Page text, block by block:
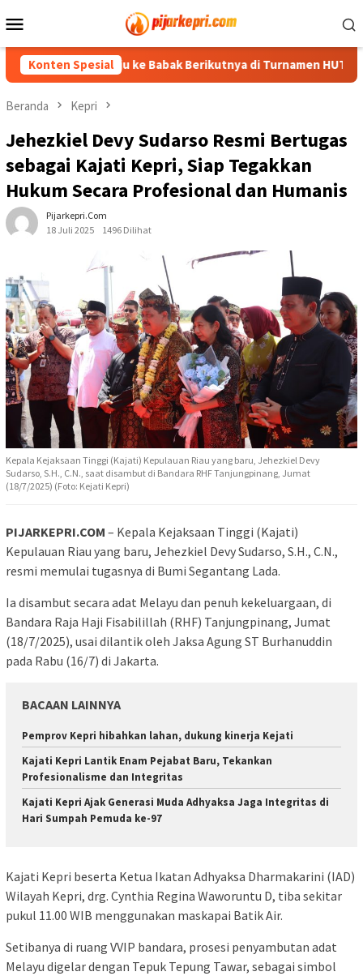
ke
Mobile
Konten Spesial
0, Melaju ke Babak Berikutnya di Turnamen HUT RI Ke-81
Beranda Kepri
Jehezkiel Devy Sudarso Resmi Bertugas
sebagai Kajati Kepri, Siap Tegakkan
Hukum Secara Profesional dan Humanis
Pijarkepri.com
18 Juli 2025
1496 Dilihat
Kepala Kejaksaan Tinggi (Kajati) Kepulauan Riau yang baru, Jehezkiel Devy
Sudarso, S.H., C.N., saat disambut di Bandara RHF Tanjungpinang, Jumat
(18/7/2025) (Foto: Kejati Kepri)
PIJARKEPRI.COM – Kepala Kejaksaan Tinggi (Kajati)
Kepulauan Riau yang baru, Jehezkiel Devy Sudarso, S.H., C.N.,
resmi memulai tugasnya di Bumi Segantang Lada.
Ia disambut secara adat Melayu dan penuh kekeluargaan, di
Bandara Raja Haji Fisabilillah (RHF) Tanjungpinang, Jumat
(18/7/2025), usai dilantik oleh Jaksa Agung ST Burhanuddin
pada Rabu (16/7) di Jakarta.
BACAAN LAINNYA
Pemprov Kepri hibahkan lahan, dukung kinerja Kejati
Kajati Kepri Lantik Enam Pejabat Baru, Tekankan
Profesionalisme dan Integritas
Kajati Kepri Ajak Generasi Muda Adhyaksa Jaga Integritas di
Hari Sumpah Pemuda ke-97
Kajati Kepri beserta Ketua Ikatan Adhyaksa Dharmakarini (IAD)
Wilayah Kepri, drg. Cynthia Regina Waworuntu D, tiba sekitar
pukul 11.00 WIB menggunakan maskapai Batik Air.
Setibanya di ruang VVIP bandara, prosesi penyambutan adat
Melayu digelar dengan Tepuk Tepung Tawar, sebagai simbol